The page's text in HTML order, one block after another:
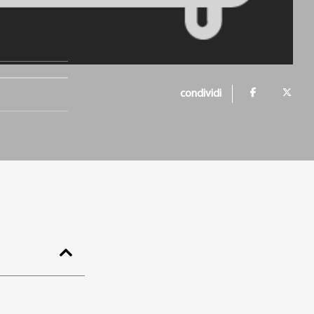
condividi